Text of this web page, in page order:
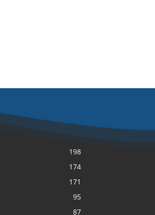
198
174
171
95
87